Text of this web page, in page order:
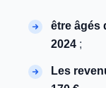
être âgés
2024 ;
Les